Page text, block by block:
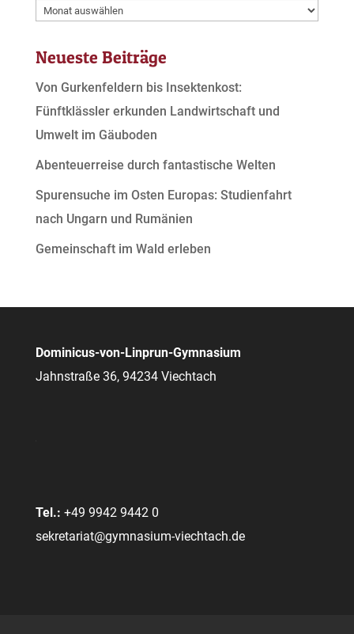
Archive
Neueste Beiträge
Von Gurkenfeldern bis Insektenkost:
Fünftklässler erkunden Landwirtschaft und
Umwelt im Gäuboden
Abenteuerreise durch fantastische Welten
Spurensuche im Osten Europas: Studienfahrt
nach Ungarn und Rumänien
Gemeinschaft im Wald erleben
Dominicus-von-Linprun-Gymnasium
Jahnstraße 36, 94234 Viechtach
Tel.: +49 9942 9442 0
sekretariat@gymnasium-viechtach.de